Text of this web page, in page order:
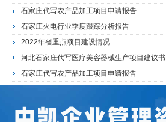
石家庄代写农产品加工项目申请报告
石家庄火电行业季度跟踪分析报告
2022年省重点项目建设情况
河北石家庄代写医疗美容器械生产项目建议书
石家庄代写农产品加工项目申请报告